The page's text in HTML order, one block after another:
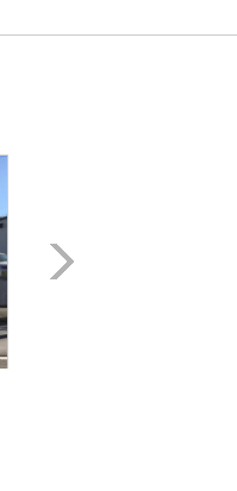
戸頭駅徒歩5分!! 「長塚